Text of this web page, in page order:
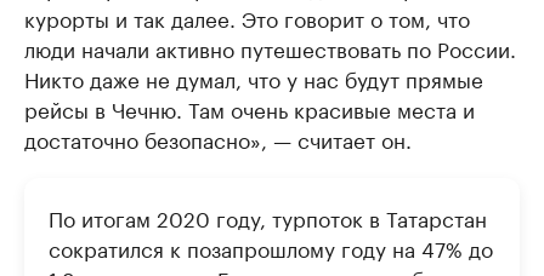
курорты и так далее. Это говорит о том, что
люди начали активно путешествовать по России.
Никто даже не думал, что у нас будут прямые
рейсы в Чечню. Там очень красивые места и
достаточно безопасно», — считает он.
По итогам 2020 году, турпоток в Татарстан
сократился к позапрошлому году на 47% до